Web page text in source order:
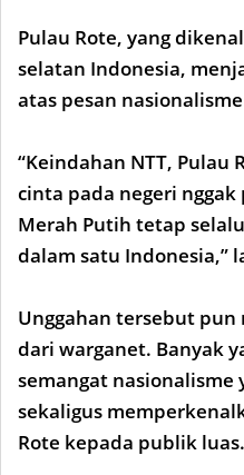
Pulau Rote, yang
selatan Indonesia,
atas pesan
“Keindahan NTT, Pulau
cinta pada negeri
Merah Putih tetap
dalam satu Indonesia,”
Unggahan tersebut
dari warganet. Banyak
semangat
sekaligus
Rote kepada publik luas.